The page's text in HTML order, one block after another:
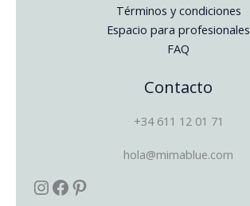
Términos y condiciones
Espacio para profesionales
FAQ
Contacto
+34 611 12 01 71
hola@mimablue.com
Pinterest